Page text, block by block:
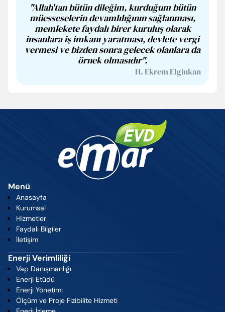
"Allah'tan bütün dileğim, kurduğum bütün
müesseselerin devamlılığının sağlanması,
memlekete faydalı birer kuruluş olarak
insanlara iş imkanı yaratması, devlete vergi
vermesi ve bizden sonra gelecek olanlara da
örnek olmasıdır".
H. Ekrem Elginkan
Menü
Anasayfa
Kurumsal
Hizmetler
Faydalı Bilgiler
İletişim
Enerji Verimliliği
Vap Danışmanlığı
Enerji Etüdü
Enerji Yönetimi
Ölçüm ve Proje Fizibilite Hizmeti